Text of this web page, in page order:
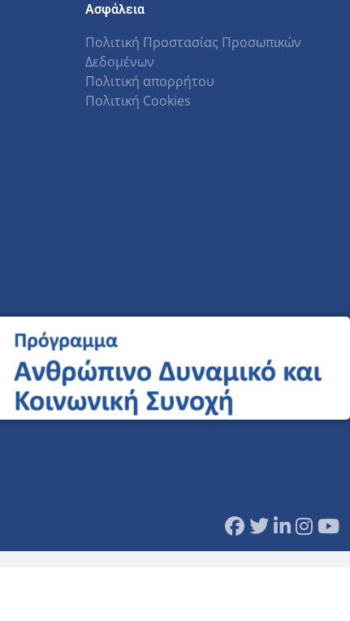
Ασφάλεια
Πολιτική Προστασίας Προσωπικών
Δεδομένων
Πολιτική απορρήτου
Πολιτική Cookies